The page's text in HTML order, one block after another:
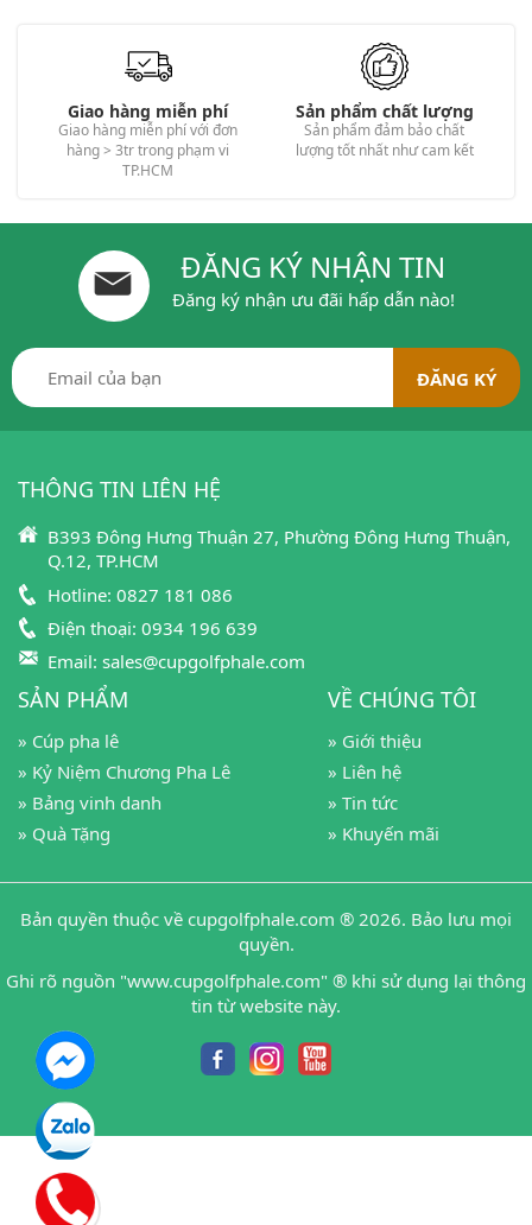
Giao hàng miễn phí
Giao hàng miễn phí với đơn
hàng > 3tr trong phạm vi
TP.HCM
Sản phẩm chất lượng
Sản phẩm đảm bảo chất
lượng tốt nhất như cam kết
ĐĂNG KÝ NHẬN TIN
Đăng ký nhận ưu đãi hấp dẫn nào!
THÔNG TIN LIÊN HỆ
B393 Đông Hưng Thuận 27, Phường Đông Hưng Thuận,
Q.12, TP.HCM
Hotline: 0827 181 086
Điện thoại: 0934 196 639
Email: sales@cupgolfphale.com
SẢN PHẨM
» Cúp pha lê
» Kỷ Niệm Chương Pha Lê
» Bảng vinh danh
» Quà Tặng
VỀ CHÚNG TÔI
» Giới thiệu
» Liên hệ
» Tin tức
» Khuyến mãi
Bản quyền thuộc về cupgolfphale.com ® 2026. Bảo lưu mọi
quyền.
Ghi rõ nguồn "www.cupgolfphale.com" ® khi sử dụng lại thông
tin từ website này.